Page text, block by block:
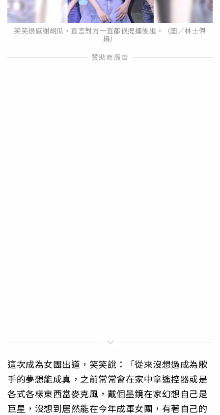
笑笑很感謝胡瓜，直言對方一直都很提攜後進。（圖／林士傑
攝）
這次成為女團出道，笑笑說：「從來沒想過成為歌
手的夢想能成真，之前常常會在家中拿遙控器或是
各式各樣東西當麥克風，戴個墨鏡在家幻想自己是
巨星，沒想到居然能在今年成軍女團，有著自己的